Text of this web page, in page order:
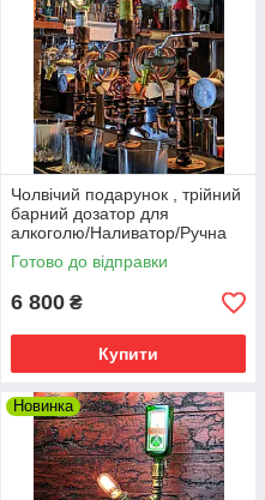
Чолвічий подарунок , трійний
барний дозатор для
алкоголю/Наливатор/Ручна
робота з труб!!!!
Готово до відправки
6 800 ₴
Купити
Новинка